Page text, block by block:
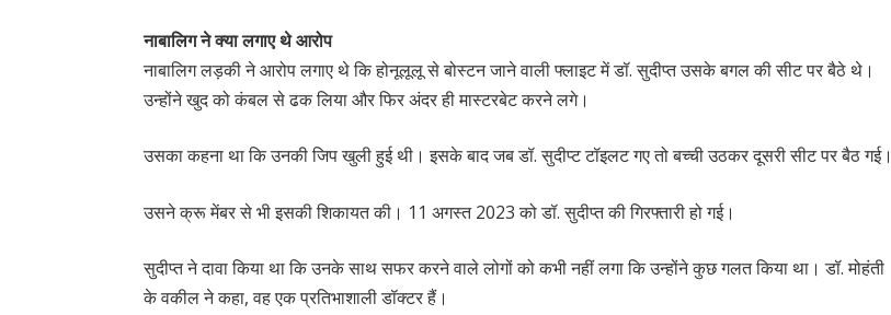
नाबालिग ने क्या लगाए थे आरोप
नाबालिग लड़की ने आरोप लगाए थे कि होनूलूलू से बोस्टन जाने वाली फ्लाइट में डॉ. सुदीप्त उसके बगल की सीट पर बैठे थे।
उन्होंने खुद को कंबल से ढक लिया और फिर अंदर ही मास्टरबेट करने लगे।
उसका कहना था कि उनकी जिप खुली हुई थी। इसके बाद जब डॉ. सुदीप्ट टॉइलट गए तो बच्ची उठकर दूसरी सीट पर बैठ गई।
उसने क्रू मेंबर से भी इसकी शिकायत की। 11 अगस्त 2023 को डॉ. सुदीप्त की गिरफ्तारी हो गई।
सुदीप्त ने दावा किया था कि उनके साथ सफर करने वाले लोगों को कभी नहीं लगा कि उन्होंने कुछ गलत किया था। डॉ. मोहंती
के वकील ने कहा, वह एक प्रतिभाशाली डॉक्टर हैं।